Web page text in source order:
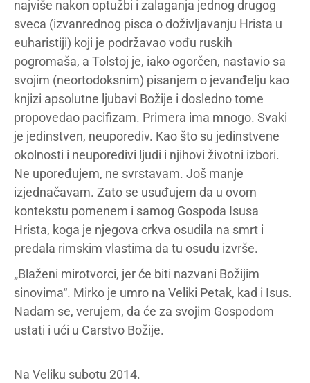
najviše nakon optužbi i zalaganja jednog drugog
sveca (izvanrednog pisca o doživljavanju Hrista u
euharistiji) koji je podržavao vođu ruskih
pogromaša, a Tolstoj je, iako ogorčen, nastavio sa
svojim (neortodoksnim) pisanjem o jevanđelju kao
knjizi apsolutne ljubavi Božije i dosledno tome
propovedao pacifizam. Primera ima mnogo. Svaki
je jedinstven, neuporediv. Kao što su jedinstvene
okolnosti i neuporedivi ljudi i njihovi životni izbori.
Ne upoređujem, ne svrstavam. Još manje
izjednačavam. Zato se usuđujem da u ovom
kontekstu pomenem i samog Gospoda Isusa
Hrista, koga je njegova crkva osudila na smrt i
predala rimskim vlastima da tu osudu izvrše.
„Blaženi mirotvorci, jer će biti nazvani Božijim
sinovima“. Mirko je umro na Veliki Petak, kad i Isus.
Nadam se, verujem, da će za svojim Gospodom
ustati i ući u Carstvo Božije.
Na Veliku subotu 2014.